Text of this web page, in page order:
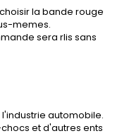
la bande rouge
memes.
sera rlis sans
automobile.
et d'autres ents